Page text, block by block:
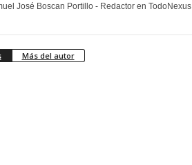
José Boscan Portillo - Redactor en TodoNexus.
Más del autor